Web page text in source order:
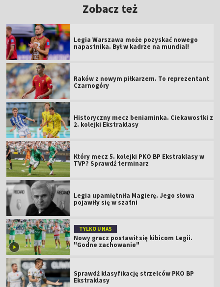
Zobacz też
Legia Warszawa może pozyskać nowego
napastnika. Był w kadrze na mundial!
Raków z nowym piłkarzem. To reprezentant
Czarnogóry
Historyczny mecz beniaminka. Ciekawostki z
2. kolejki Ekstraklasy
Który mecz 5. kolejki PKO BP Ekstraklasy w
TVP? Sprawdź terminarz
Legia upamiętniła Magierę. Jego słowa
pojawiły się w szatni
TYLKO U NAS
Nowy gracz postawił się kibicom Legii.
"Godne zachowanie"
Sprawdź klasyfikację strzelców PKO BP
Ekstraklasy